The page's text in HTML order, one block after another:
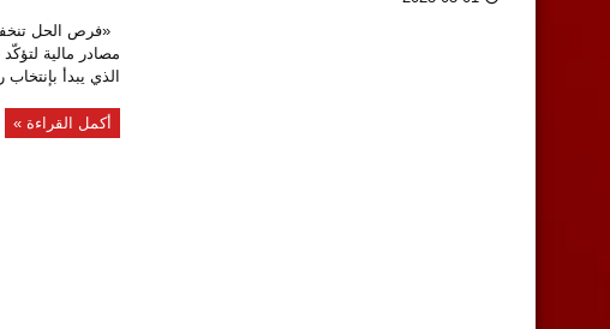
«فرص الحل تنخفض والدولار يرتفع… وكلما
الالزامي لفرملة هذا الانهيار الكبير بسعر العملة اللبنانية هو الحل